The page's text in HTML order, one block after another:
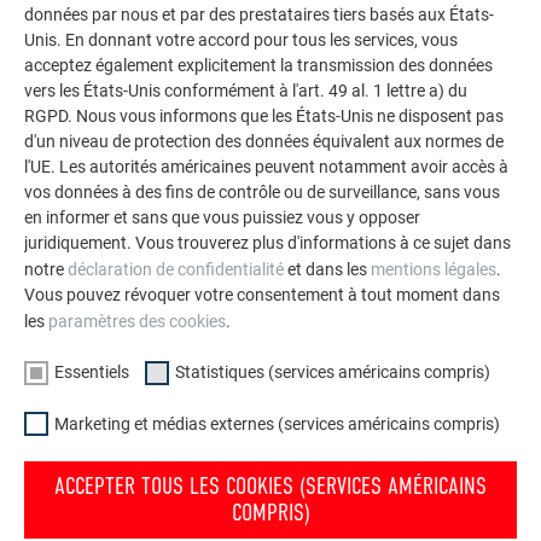
collaboration avec DLW architectes et PREFA, il espère avoir
plus souvent l’occasion de poser de l’aluminium. Il a avant
tout été convaincu par la simplicité du système de fixation
qui garantit une mise en œuvre aisée. Les profils ont été
posés sur une sous-construction métallique à l’aide de
pattes de fixation coulissantes. La
sous-
constructionexigeait de travailler avec une extrême
précision, ce qui n’a posé aucun problème à cet artisan
compétent. Pour Didier Bougeard, les profilés triangle en
aluminium naturel étaient idéals en raison de l’étroitesse de
la rue et du peu de place dont disposaient les ouvriers. La
simplicité et la rapidité de la pose ont de ce fait
considérablement facilité les travaux.
Matériau :
Aluminium naturel
données par nous et par des prestataires tiers basés aux États-
Unis. En donnant votre accord pour tous les services, vous
acceptez également explicitement la transmission des données
vers les États-Unis conformément à l'art. 49 al. 1 lettre a) du
RGPD. Nous vous informons que les États-Unis ne disposent pas
d'un niveau de protection des données équivalent aux normes de
l'UE. Les autorités américaines peuvent notamment avoir accès à
vos données à des fins de contrôle ou de surveillance, sans vous
en informer et sans que vous puissiez vous y opposer
juridiquement. Vous trouverez plus d'informations à ce sujet dans
notredéclaration de confidentialitéet dans les mentions légales.
Vous pouvez révoquer votre consentement à tout moment dans
les paramètres des cookies.
Essentiels Statistiques (services américains compris)
Marketing et médias externes (services américains compris)
ACCEPTER TOUS LES COOKIES (SERVICES AMÉRICAINS
COMPRIS)